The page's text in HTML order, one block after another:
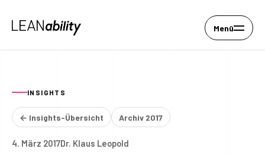
Menü
INSIGHTS
← Insights-Übersicht Archiv 2017
4. März 2017Dr. Klaus Leopold